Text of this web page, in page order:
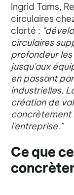
Ingrid Tams,
circulaires
clarté :
circulaires
profondeur
jusqu'aux
en passant
industrielles.
création de
concrètement
l'entreprise."
Ce que